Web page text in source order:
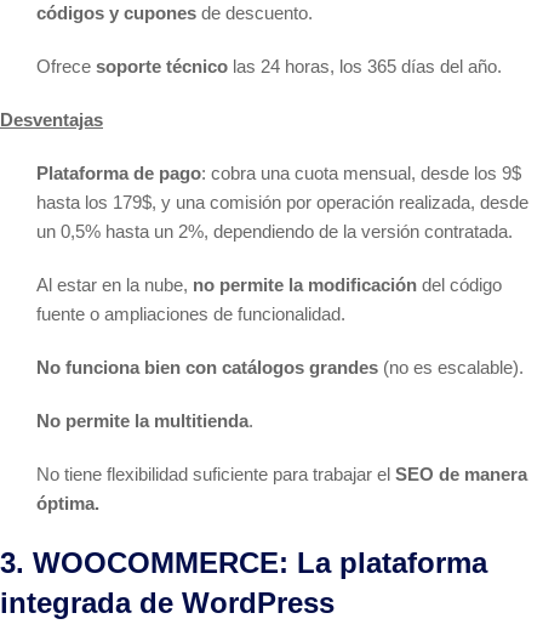
códigos y cupones de descuento.
Ofrece soporte técnico las 24 horas, los 365 días del año.
Desventajas
Plataforma de pago: cobra una cuota mensual, desde los 9$
hasta los 179$, y una comisión por operación realizada, desde
un 0,5% hasta un 2%, dependiendo de la versión contratada.
Al estar en la nube, no permite la modificación del código
fuente o ampliaciones de funcionalidad.
No funciona bien con catálogos grandes (no es escalable).
No permite la multitienda.
No tiene flexibilidad suficiente para trabajar el SEO de manera
óptima.
3. WOOCOMMERCE: La plataforma
integrada de WordPress